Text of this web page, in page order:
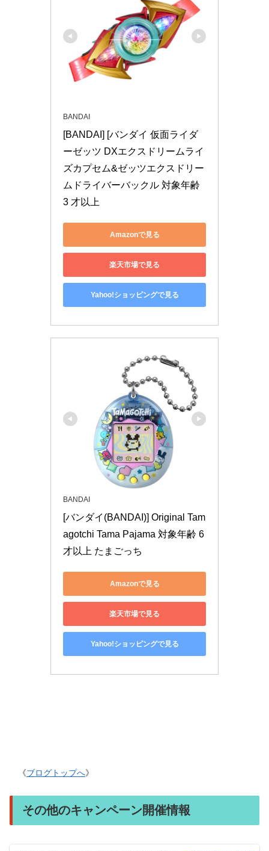
BANDAI
[BANDAI] [バンダイ 仮面ライダ
ーゼッツ DXエクスドリームライ
ズカプセム&ゼッツエクスドリー
ムドライバーバックル 対象年齢
3 才以上
Amazonで見る
楽天市場で見る
Yahoo!ショッピングで見る
BANDAI
[バンダイ(BANDAI)] Original Tam
agotchi Tama Pajama 対象年齢 6
才以上 たまごっち
Amazonで見る
楽天市場で見る
Yahoo!ショッピングで見る
《ブログトップへ》
その他のキャンペーン開催情報